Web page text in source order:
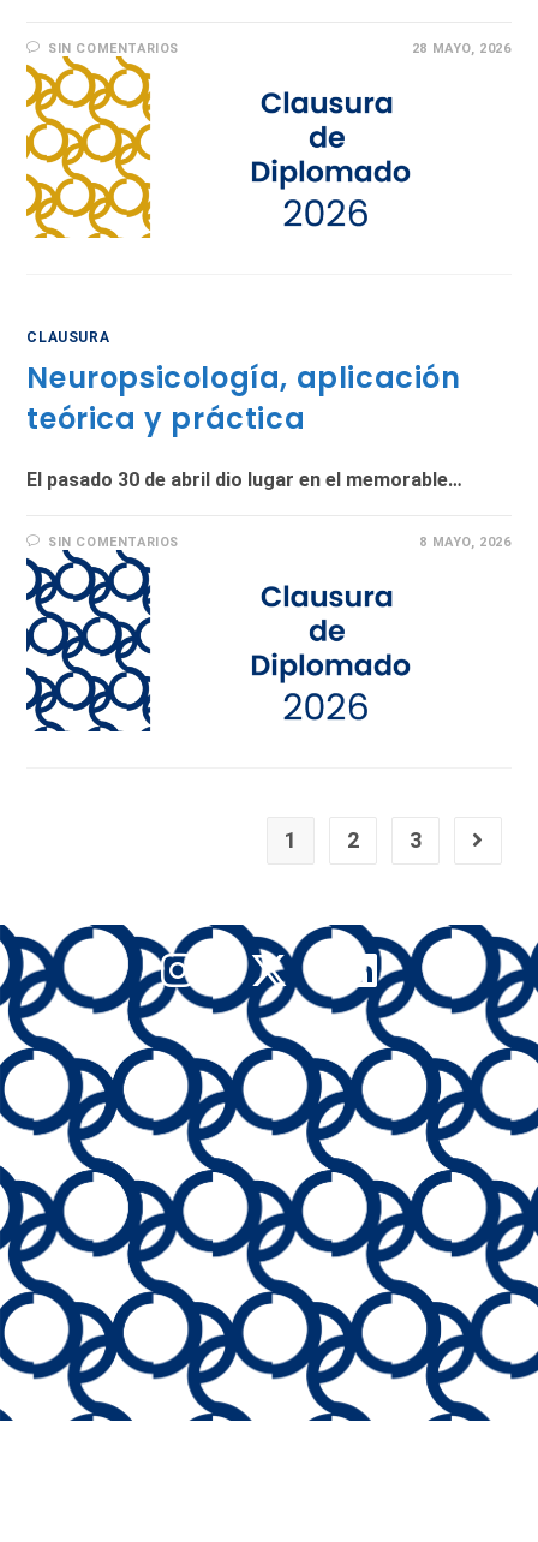
SIN COMENTARIOS 28 MAYO, 2026
CLAUSURA
Neuropsicología, aplicación
teórica y práctica
El pasado 30 de abril dio lugar en el memorable…
SIN COMENTARIOS 8 MAYO, 2026
1 2 3